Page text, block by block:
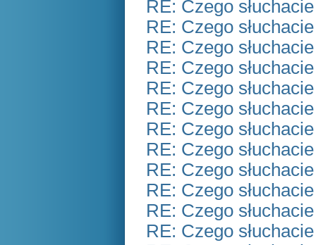
RE: Czego
RE: Czego
RE: Czego
RE: Czego
RE: Czego
RE: Czego
RE: Czego
RE: Czego
RE: Czego
RE: Czego
RE: Czego
RE: Czego